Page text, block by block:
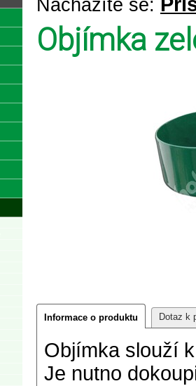
Nacházíte se:
Objímka
Informace o produktu Dotaz k
Objímka slouží
Je nutno